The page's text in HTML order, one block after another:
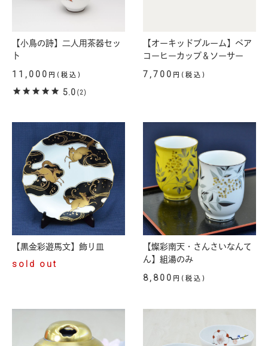
【小鳥の詩】二人用茶器セッ
ト
11,000 円(税込)
5.0 (2)
【オーキッドブルーム】ペア
コーヒーカップ＆ソーサー
7,700 円(税込)
【黒金彩遊馬文】飾り皿
sold out
【燦彩南天・さんさいなんて
ん】組湯のみ
8,800 円(税込)